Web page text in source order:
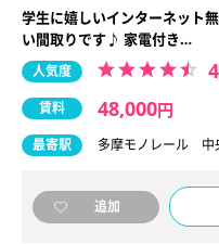
学生に嬉しいインターネット
い間取りです♪ 家電付き…
人気度
賃料 48,000円
最寄駅 多摩モノレール
追加